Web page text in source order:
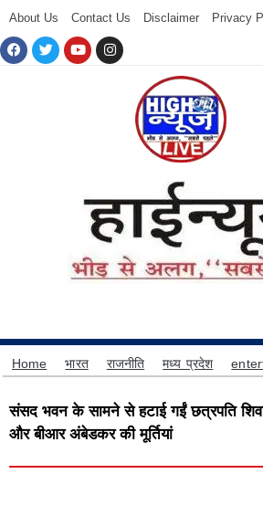
About Us Contact Us Disclaimer Privacy
Home भारत राजनीति मध्य प्रदेश
संसद भवन के सामने से हटाई गईं छत्रपति
और बीआर अंबेडकर की मूर्तियां